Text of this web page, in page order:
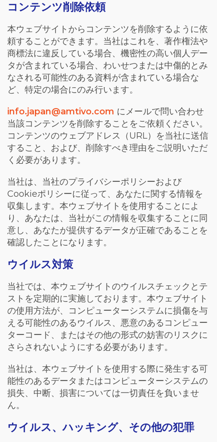
コンテンツ削除依頼
本ウェブサイトからコンテンツを削除するように依
頼することができます。当社はこれを、著作権法や
商標法に違反している場合、機密性の高い個人デー
タが含まれている場合、わいせつまたは中傷的とみ
なされる可能性のある資料が含まれている場合な
ど、特定の場合にのみ行います。
info.japan@amtivo.com にメールで問い合わせ
当該コンテンツを削除することをご依頼ください。
コンテンツのウェブアドレス（URL）を当社に送信
すること、および、削除すべき理由をご説明いただ
く必要があります。
当社は、当社のプライバシーポリシーおよび
Cookieポリシーに従って、あなたに関する情報を
収集します。本ウェブサイトを使用することによ
り、あなたは、当社がこの情報を収集することに同
意し、あなたが提供するデータが正確であることを
確認したことになります。
ウイルス対策
当社では、本ウェブサイトのウイルスチェックとテ
ストを定期的に実施しております。本ウェブサイト
の使用方法が、コンピューターシステムに損傷を与
える可能性のあるウイルス、悪意のあるコンピュー
ターコード、またはその他の形式の妨害のリスクに
さらされないようにする必要があります。
当社は、本ウェブサイトを使用する際に発生する可
能性のあるデータまたはコンピューターシステムの
損失、中断、損害については一切責任を負いませ
ん。
ウイルス、ハッキング、その他の犯罪